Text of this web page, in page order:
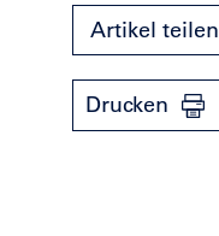
Artikel teilen
Drucken